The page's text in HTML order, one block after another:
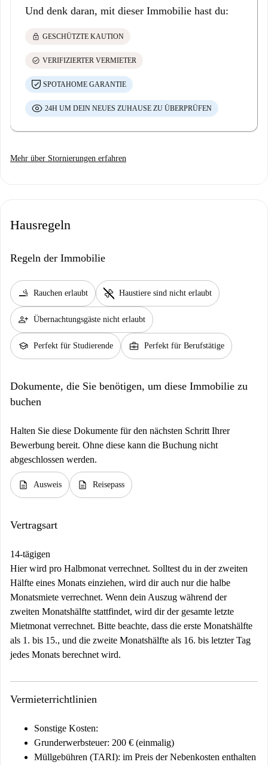
Und denk daran, mit dieser Immobilie hast du:
lock GESCHÜTZTE KAUTION
check_circle VERIFIZIERTER VERMIETER
SPOTAHOME GARANTIE
24H UM DEIN NEUES ZUHAUSE ZU ÜBERPRÜFEN
Mehr über Stornierungen erfahren
Hausregeln
Regeln der Immobilie
smoking_rooms Rauchen erlaubt pet_supplies Haustiere sind nicht erlaubt
person_add Übernachtungsgäste nicht erlaubt
school Perfekt für Studierende business_center Perfekt für Berufstätige
Dokumente, die Sie benötigen, um diese Immobilie zu
buchen
Halten Sie diese Dokumente für den nächsten Schritt Ihrer
Bewerbung bereit. Ohne diese kann die Buchung nicht
abgeschlossen werden.
description Ausweis description Reisepass
Vertragsart
14-tägigen
Hier wird pro Halbmonat verrechnet. Solltest du in der zweiten
Hälfte eines Monats einziehen, wird dir auch nur die halbe
Monatsmiete verrechnet. Wenn dein Auszug während der
zweiten Monatshälfte stattfindet, wird dir der gesamte letzte
Mietmonat verrechnet. Bitte beachte, dass die erste Monatshälfte
als 1. bis 15., und die zweite Monatshälfte als 16. bis letzter Tag
jedes Monats berechnet wird.
Vermieterrichtlinien
Sonstige Kosten:
Grunderwerbsteuer: 200 € (einmalig)
Müllgebühren (TARI): im Preis der Nebenkosten enthalten